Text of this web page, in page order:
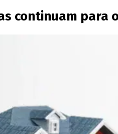
continuam para